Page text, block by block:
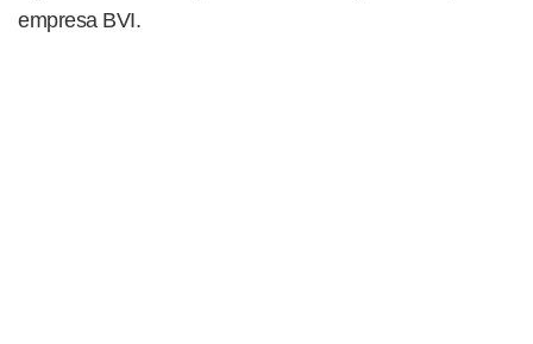
empresa BVI.